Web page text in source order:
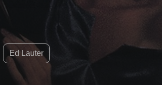
Ed Lauter